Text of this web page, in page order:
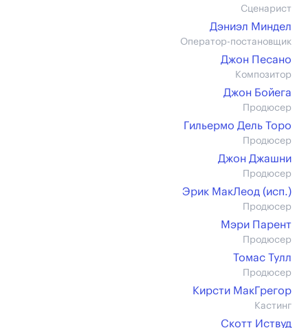
Сценарист
Дэниэл Миндел
Оператор-постановщик
Джон Песано
Композитор
Джон Бойега
Продюсер
Гильермо Дель Торо
Продюсер
Джон Джашни
Продюсер
Эрик МакЛеод (иcп.)
Продюсер
Мэри Парент
Продюсер
Томас Тулл
Продюсер
Кирсти МакГрегор
Кастинг
Скотт Иствуд